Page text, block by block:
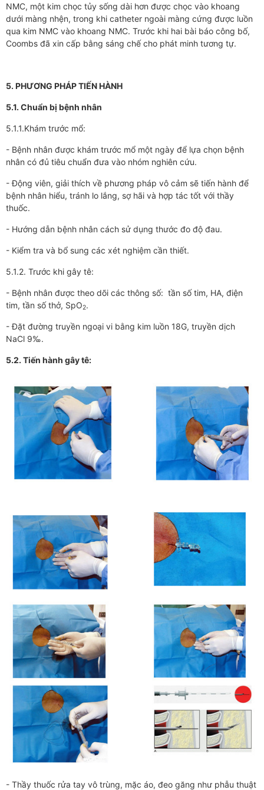
NMC, một kim chọc tủy sống dài hơn được chọc vào khoang
dưới màng nhện, trong khi catheter ngoài màng cứng được luồn
qua kim NMC vào khoang NMC. Trước khi hai bài báo công bố,
Coombs đã xin cấp bằng sáng chế cho phát minh tương tự.
5. PHƯƠNG PHÁP TIẾN HÀNH
5.1. Chuẩn bị bệnh nhân
5.1.1.Khám trước mổ:
- Bệnh nhân được khám trước mổ một ngày để lựa chọn bệnh
nhân có đủ tiêu chuẩn đưa vào nhóm nghiên cứu.
- Động viên, giải thích về phương pháp vô cảm sẽ tiến hành để
bệnh nhân hiểu, tránh lo lắng, sợ hãi và hợp tác tốt với thầy
thuốc.
- Hướng dẫn bệnh nhân cách sử dụng thước đo độ đau.
- Kiểm tra và bổ sung các xét nghiệm cần thiết.
5.1.2. Trước khi gây tê:
- Bệnh nhân được theo dõi các thông số: tần số tim, HA, điện
tim, tần số thở, SpO2.
- Đặt đường truyền ngoại vi bằng kim luồn 18G, truyền dịch
NaCl 9‰.
5.2. Tiến hành gây tê:
- Thầy thuốc rửa tay vô trùng, mặc áo, đeo găng như phẫu thuật